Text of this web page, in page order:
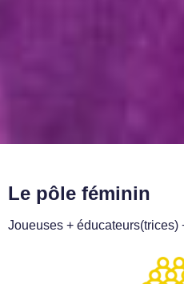
Le pôle féminin
Joueuses + éducateurs(trices)